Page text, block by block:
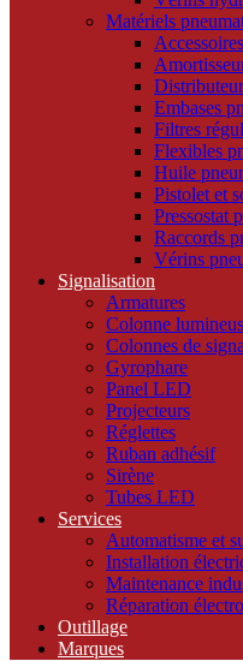
Matériels
Embases
Filtres
Flexibles
Huile
Pistolet et
Pressostat
Raccords
Vérins
Signalisation
Armatures
Colonne
Colonnes de
Gyrophare
Panel LED
Projecteurs
Réglettes
Ruban adhésif
Sirène
Tubes LED
Services
Automatisme et
Installation
Maintenance
Réparation
Outillage
Marques